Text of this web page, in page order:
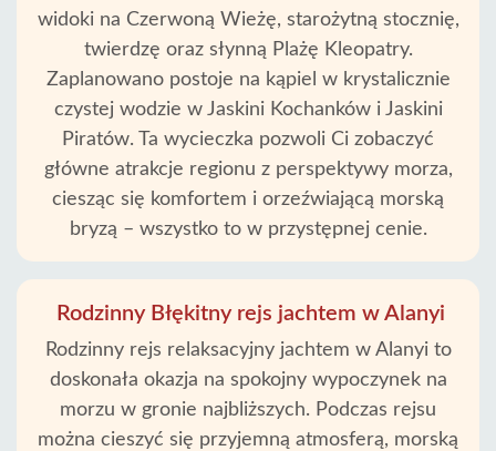
widoki na Czerwoną Wieżę, starożytną stocznię,
twierdzę oraz słynną Plażę Kleopatry.
Zaplanowano postoje na kąpiel w krystalicznie
czystej wodzie w Jaskini Kochanków i Jaskini
Piratów. Ta wycieczka pozwoli Ci zobaczyć
główne atrakcje regionu z perspektywy morza,
ciesząc się komfortem i orzeźwiającą morską
bryzą – wszystko to w przystępnej cenie.
Rodzinny Błękitny rejs jachtem w Alanyi
Rodzinny rejs relaksacyjny jachtem w Alanyi to
doskonała okazja na spokojny wypoczynek na
morzu w gronie najbliższych. Podczas rejsu
można cieszyć się przyjemną atmosferą, morską